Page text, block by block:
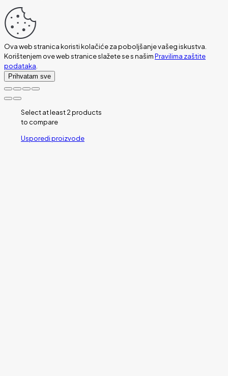
Ova web stranica koristi kolačiće za poboljšanje vašeg iskustva.
Korištenjem ove web stranice slažete se s našimPravilima zaštite
podataka.
Prihvatam sve
Select at least 2 products
to compare
Usporedi proizvode